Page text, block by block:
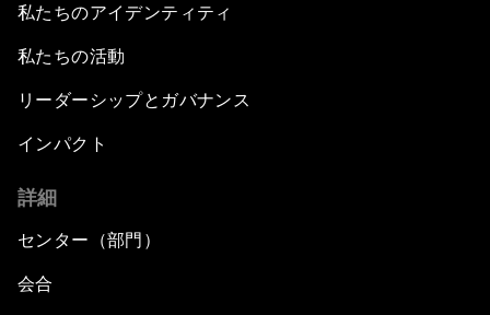
私たちのアイデンティティ
私たちの活動
リーダーシップとガバナンス
インパクト
詳細
センター（部門）
会合